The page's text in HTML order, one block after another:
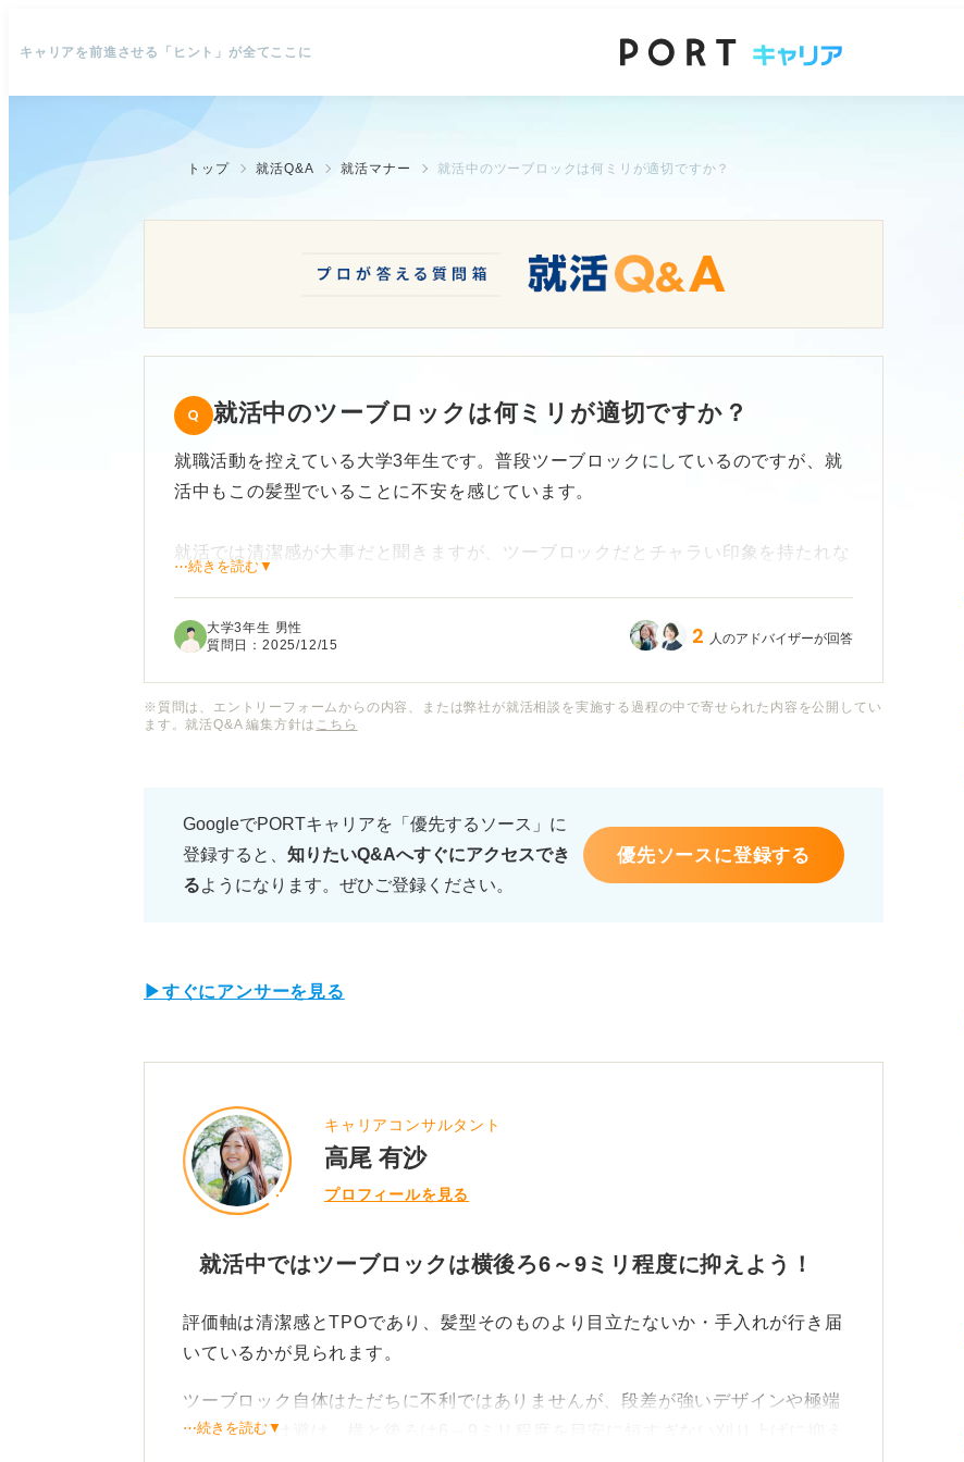
キャリアを前進させる「ヒント」が全てここに
トップ 就活Q&A 就活マナー 就活中のツーブロックは何ミリが適切ですか？
就活中のツーブロックは何ミリが適切ですか？
就職活動を控えている大学3年生です。普段ツーブロックにしているのですが、就
活中もこの髪型でいることに不安を感じています。
就活では清潔感が大事だと聞きますが、ツーブロックだとチャラい印象を持たれな
ツーブロックに対する企業からの評価を知りたいです。また、もしツーブロックの
バイスをお願いします。
⋯続きを読む▼
大学3年生 男性
質問日：2025/12/15 2 人のアドバイザーが回答
※質問は、エントリーフォームからの内容、または弊社が就活相談を実施する過程の中で寄せられた内容を公開してい
ます。就活Q&A 編集方針は こちら
GoogleでPORTキャリアを「優先するソース」に
登録すると、 知りたいQ&Aへすぐにアクセスでき
るようになります。ぜひご登録ください。
優先ソースに登録する
▶すぐにアンサーを見る
キャリアコンサルタント
高尾 有沙
プロフィールを見る
就活中ではツーブロックは横後ろ6～9ミリ程度に抑えよう！
評価軸は清潔感とTPOであり、髪型そのものより目立たないか・手入れが行き届
いているかが見られます。
ツーブロック自体はただちに不利ではありませんが、段差が強いデザインや極端
なフェードは避け、横と後ろは6～9ミリ程度を目安に短すぎない刈り上げに抑え
⋯続きを読む▼